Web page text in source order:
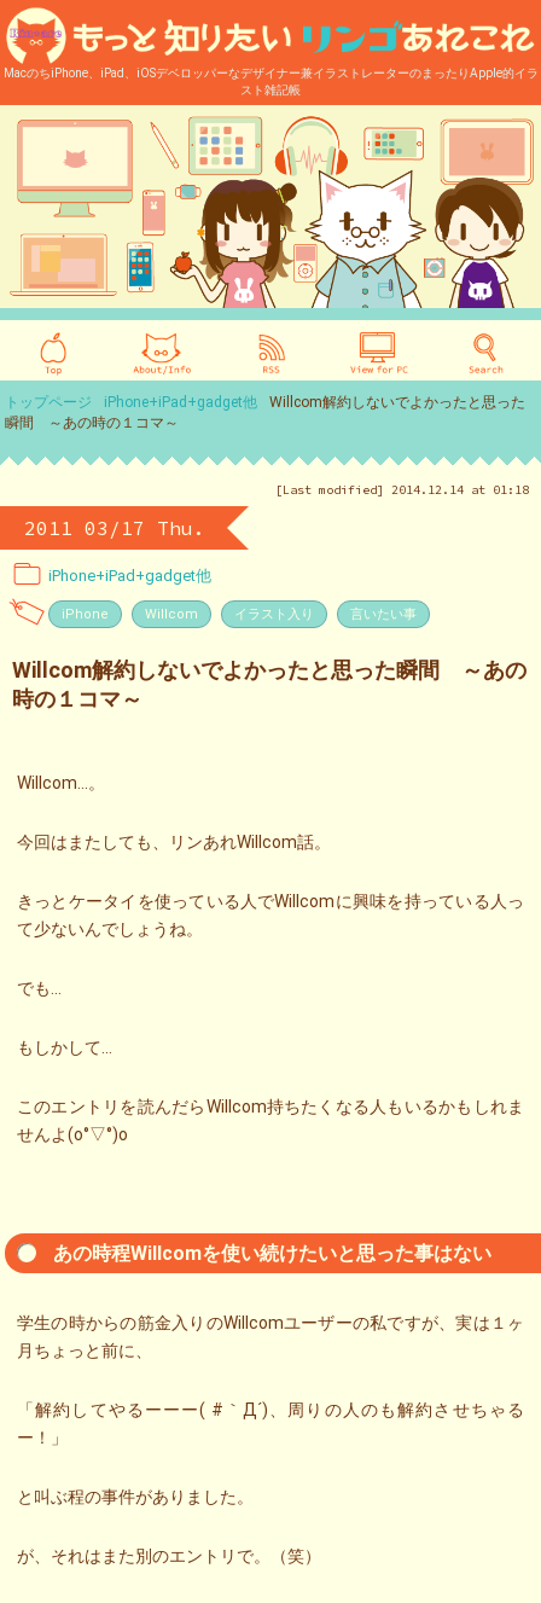
MacのちiPhone、iPad、iOSデベロッパーなデザイナー兼イラストレーターのまったりApple的イラ
スト雑記帳
トップページ iPhone+iPad+gadget他
Willcom解約しないでよかったと思った
瞬間 ～あの時の１コマ～
[Last modified] 2014.12.14 at 01:18
2011 03/17 Thu.
iPhone+iPad+gadget他
iPhone Willcom イラスト入り 言いたい事
Willcom解約しないでよかったと思った瞬間 ～あの
時の１コマ～
Willcom…。
今回はまたしても、リンあれWillcom話。
きっとケータイを使っている人でWillcomに興味を持っている人っ
て少ないんでしょうね。
でも…
もしかして…
このエントリを読んだらWillcom持ちたくなる人もいるかもしれま
せんよ(o°▽°)o
あの時程Willcomを使い続けたいと思った事はない
学生の時からの筋金入りのWillcomユーザーの私ですが、実は１ヶ
月ちょっと前に、
「解約してやるーーー( #｀Д´)、周りの人のも解約させちゃる
ー！」
と叫ぶ程の事件がありました。
が、それはまた別のエントリで。（笑）